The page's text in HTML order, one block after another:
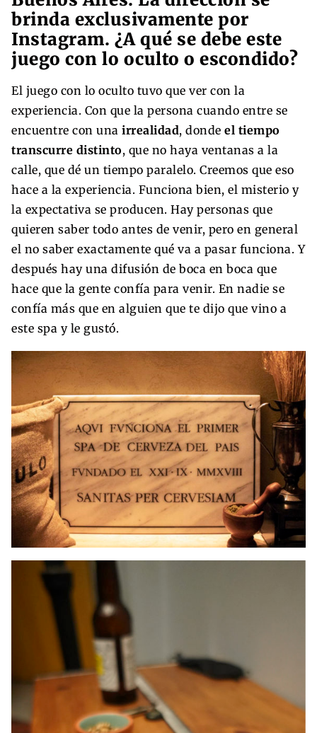
brinda exclusivamente por
Instagram. ¿A qué se debe este
juego con lo oculto o escondido?
El juego con lo oculto tuvo que ver con la
experiencia. Con que la persona cuando entre se
encuentre con una irrealidad, donde el tiempo
transcurre distinto, que no haya ventanas a la
calle, que dé un tiempo paralelo. Creemos que eso
hace a la experiencia. Funciona bien, el misterio y
la expectativa se producen. Hay personas que
quieren saber todo antes de venir, pero en general
el no saber exactamente qué va a pasar funciona. Y
después hay una difusión de boca en boca que
hace que la gente confía para venir. En nadie se
confía más que en alguien que te dijo que vino a
este spa y le gustó.